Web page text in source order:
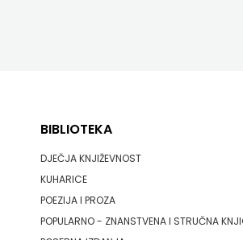
BIBLIOTEKA
DJEČJA KNJIŽEVNOST
KUHARICE
POEZIJA I PROZA
POPULARNO - ZNANSTVENA I STRUČNA